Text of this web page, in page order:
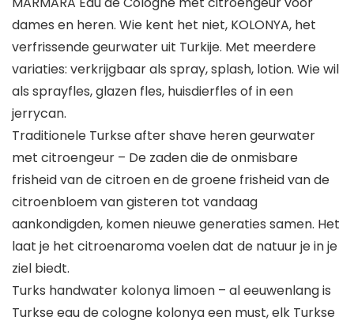
dames en heren. Wie kent het niet, KOLONYA, het
verfrissende geurwater uit Turkije. Met meerdere
variaties: verkrijgbaar als spray, splash, lotion. Wie wil
als sprayfles, glazen fles, huisdierfles of in een
jerrycan.
Traditionele Turkse after shave heren geurwater
met citroengeur – De zaden die de onmisbare
frisheid van de citroen en de groene frisheid van de
citroenbloem van gisteren tot vandaag
aankondigden, komen nieuwe generaties samen. Het
laat je het citroenaroma voelen dat de natuur je in je
ziel biedt.
Turks handwater kolonya limoen – al eeuwenlang is
Turkse eau de cologne kolonya een must, elk Turkse